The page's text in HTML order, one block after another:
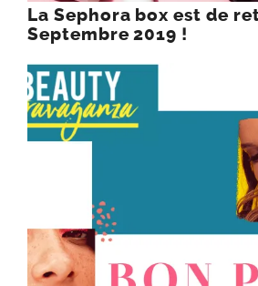
La Sephora box est de
Septembre 2019 !